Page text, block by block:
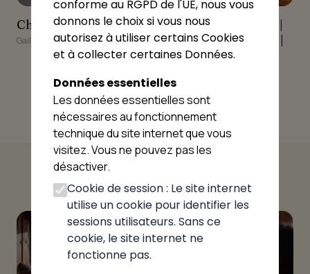
Chez Tante Jeanne
Chez Tante Jeanne
Gaillard
L'ARLEQU'IN Pizzas |
Burger | Sandwichs |
Tacos
L'ARLEQU'IN Pizzas |
Burger | Sandwichs |
Tacos
conforme au RGPD de l'UE, nous vous
donnons le choix si vous nous
autorisez à utiliser certains Cookies
et à collecter certaines Données.
Données essentielles
Les données essentielles sont
nécessaires au fonctionnement
technique du site internet que vous
visitez. Vous ne pouvez pas les
désactiver.
Cookie de session : Le site internet
utilise un cookie pour identifier les
sessions utilisateurs. Sans ce
cookie, le site internet ne
fonctionne pas.